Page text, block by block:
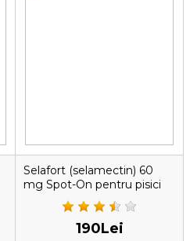
Selafort (selamectin) 60
mg Spot-On pentru pisici
7.6-10 kg , 1 pipeta
190Lei